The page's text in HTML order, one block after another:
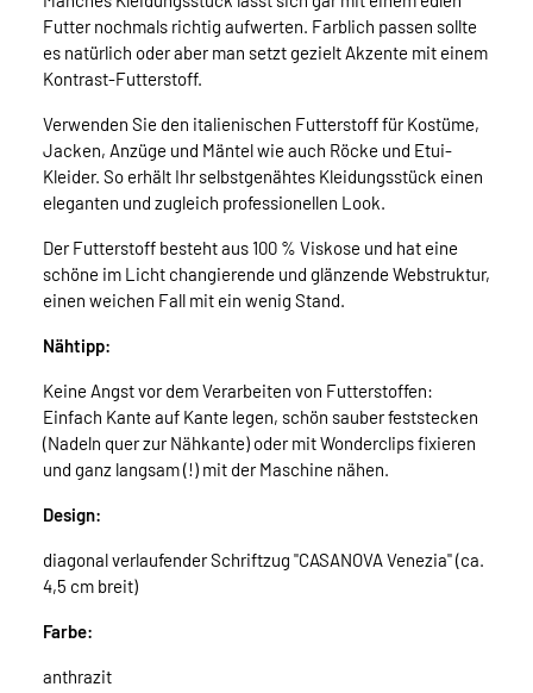
Futter nochmals richtig aufwerten. Farblich passen sollte
es natürlich oder aber man setzt gezielt Akzente mit einem
Kontrast-Futterstoff.
Verwenden Sie den italienischen Futterstoff für Kostüme,
Jacken, Anzüge und Mäntel wie auch Röcke und Etui-
Kleider. So erhält Ihr selbstgenähtes Kleidungsstück einen
eleganten und zugleich professionellen Look.
Der Futterstoff besteht aus 100 % Viskose und hat eine
schöne im Licht changierende und glänzende Webstruktur,
einen weichen Fall mit ein wenig Stand.
Nähtipp:
Keine Angst vor dem Verarbeiten von Futterstoffen:
Einfach Kante auf Kante legen, schön sauber feststecken
(Nadeln quer zur Nähkante) oder mit Wonderclips fixieren
und ganz langsam (!) mit der Maschine nähen.
Design:
diagonal verlaufender Schriftzug "CASANOVA Venezia" (ca.
4,5 cm breit)
Farbe:
anthrazit